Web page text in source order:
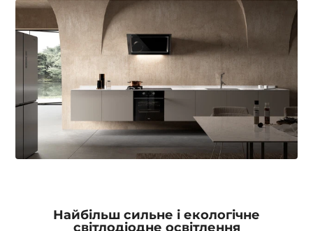
Найбільш сильне і екологічне
світлодіодне освітлення